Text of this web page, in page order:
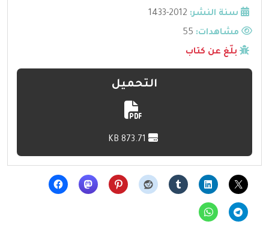
سنة النشر: 2012-1433
مشاهدات:
بلّغ عن كتاب
التحميل